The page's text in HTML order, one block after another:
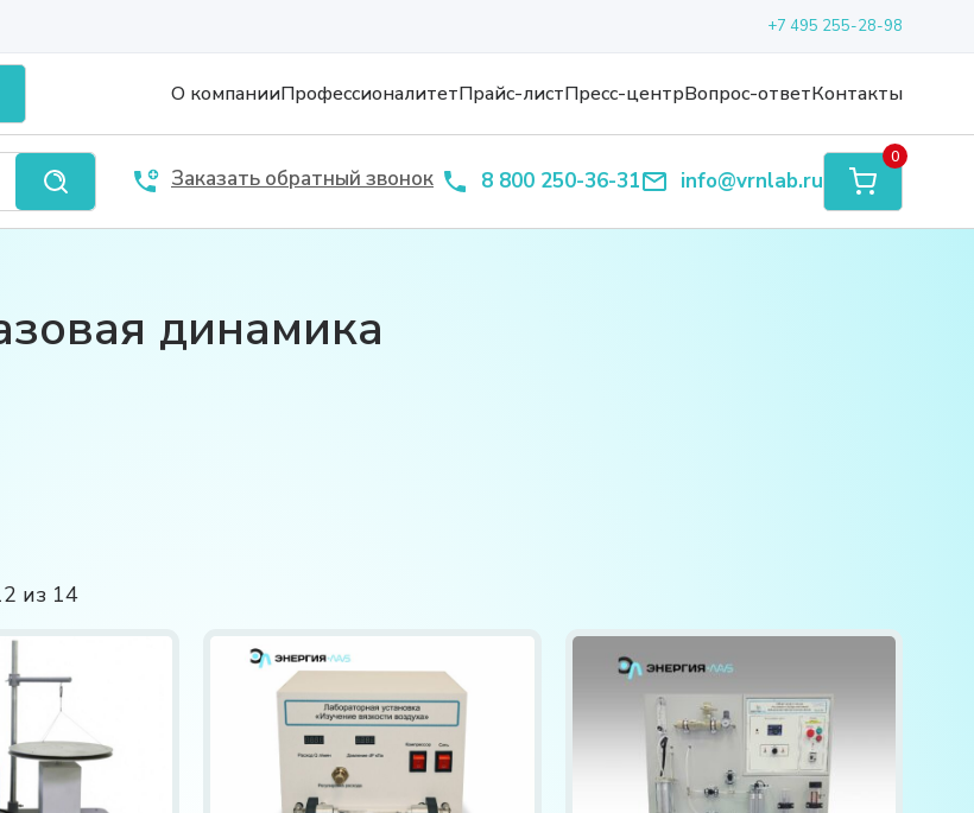
+7 495 255-28-98
О компанииПрофессионалитетПрайс-листПресс-центрВопрос-ответКонтакты
Заказать обратный звонок 8 800 250-36-31 info@vrnlab.ru
0
динамика
из 14